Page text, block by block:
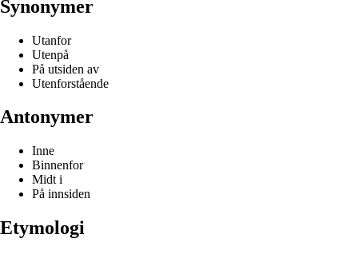
Synonymer
Utanfor
Utenpå
På utsiden av
Utenforstående
Antonymer
Inne
Binnenfor
Midt i
På innsiden
Etymologi